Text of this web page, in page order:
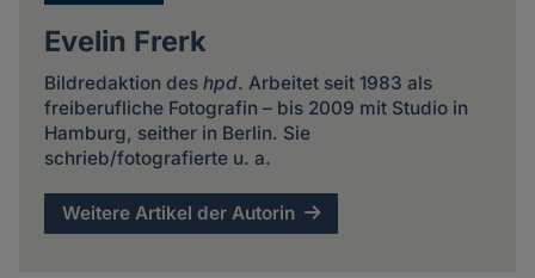
Evelin Frerk
Bildredaktion des hpd. Arbeitet seit 1983 als
freiberufliche Fotografin – bis 2009 mit Studio in
Hamburg, seither in Berlin. Sie
schrieb/fotografierte u. a.
Weitere Artikel der Autorin